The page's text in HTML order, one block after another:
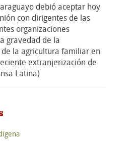
debió aceptar hoy
con dirigentes de las
organizaciones
gravedad de la
la agricultura familiar en
extranjerización de
Latina)